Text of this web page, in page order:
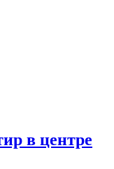
в центре